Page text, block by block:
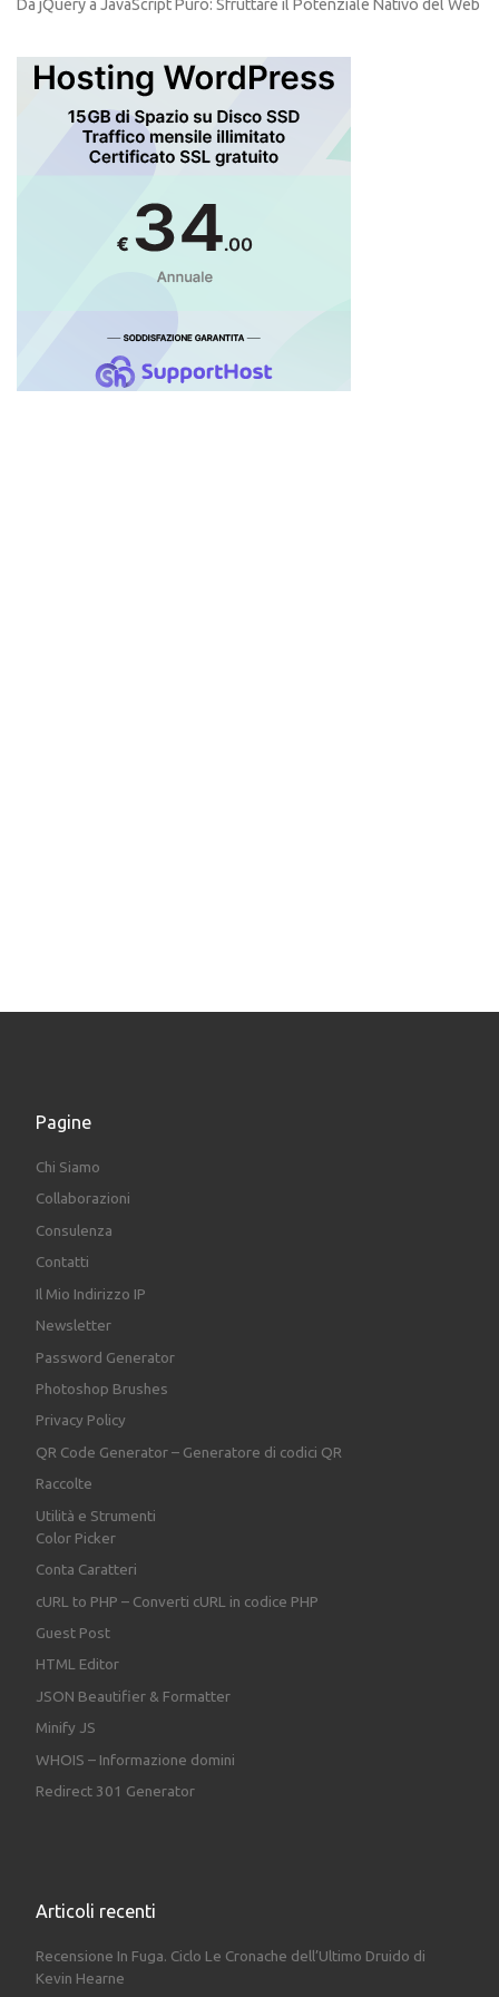
Da jQuery a JavaScript Puro: Sfruttare il Potenziale Nativo del Web
Pagine
Chi Siamo
Collaborazioni
Consulenza
Contatti
Il Mio Indirizzo IP
Newsletter
Password Generator
Photoshop Brushes
Privacy Policy
QR Code Generator – Generatore di codici QR
Raccolte
Utilità e Strumenti
Color Picker
Conta Caratteri
cURL to PHP – Converti cURL in codice PHP
Guest Post
HTML Editor
JSON Beautifier & Formatter
Minify JS
WHOIS – Informazione domini
Redirect 301 Generator
Articoli recenti
Recensione In Fuga. Ciclo Le Cronache dell’Ultimo Druido di
Kevin Hearne